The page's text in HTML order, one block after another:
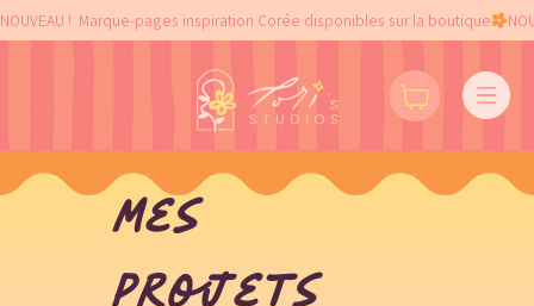
NOUVEAU !  Marque-pages inspiration Corée disponibles sur la boutique
Mes